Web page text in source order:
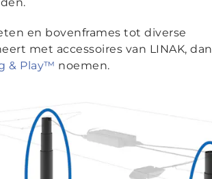
en bovenframes tot diverse
met accessoires van LINAK, dan
& Play™ noemen.